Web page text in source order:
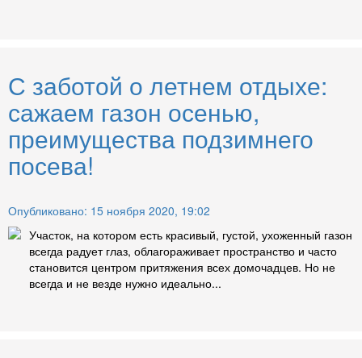
С заботой о летнем отдыхе:
сажаем газон осенью,
преимущества подзимнего
посева!
Опубликовано: 15 ноября 2020, 19:02
Участок, на котором есть красивый, густой, ухоженный газон
всегда радует глаз, облагораживает пространство и часто
становится центром притяжения всех домочадцев. Но не
всегда и не везде нужно идеально...